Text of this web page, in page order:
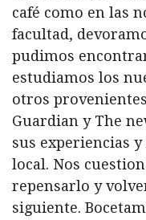
café como en las
facultad,
pudimos
estudiamos los
otros
Guardian y The
sus experiencias
local. Nos
repensarlo y
siguiente.